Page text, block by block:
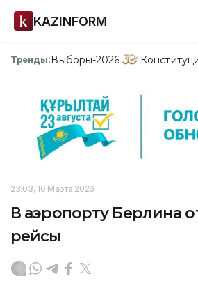
KAZINFORM
Тренды:Выборы-2026
23:03, 16 Марта 2026
В аэропорту Берлина
рейсы